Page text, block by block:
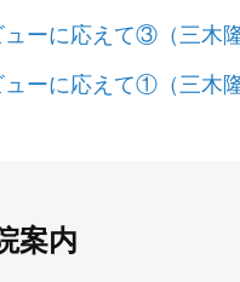
ーに応えて③（三木隆
ーに応えて①（三木隆
案内